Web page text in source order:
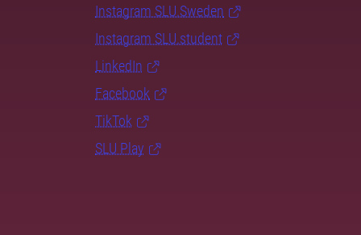
Instagram SLU.Sweden
Instagram SLU.student
LinkedIn
Facebook
TikTok
SLU Play